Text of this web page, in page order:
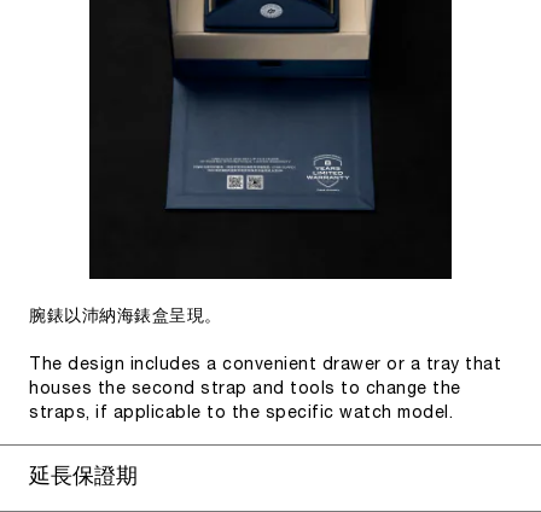
腕錶以沛納海錶盒呈現。
The design includes a convenient drawer or a tray that
houses the second strap and tools to change the
straps, if applicable to the specific watch model.
延長保證期